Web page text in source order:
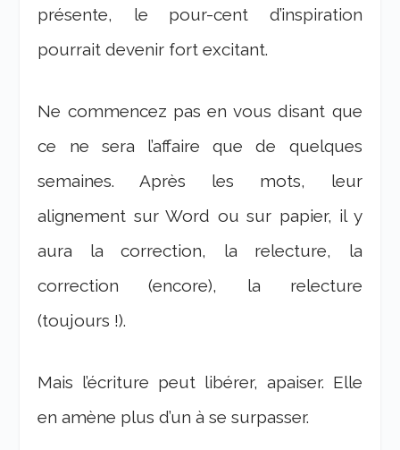
présente, le pour-cent d’inspiration
pourrait devenir fort excitant.
Ne commencez pas en vous disant que
ce ne sera l’affaire que de quelques
semaines. Après les mots, leur
alignement sur Word ou sur papier, il y
aura la correction, la relecture, la
correction (encore), la relecture
(toujours !).
Mais l’écriture peut libérer, apaiser. Elle
en amène plus d’un à se surpasser.